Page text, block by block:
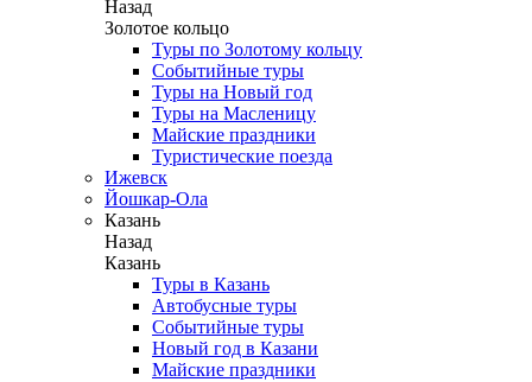
Назад
Золотое кольцо
Туры по Золотому кольцу
Событийные туры
Туры на Новый год
Туры на Масленицу
Майские праздники
Туристические поезда
Ижевск
Йошкар-Ола
Казань
Назад
Казань
Туры в Казань
Автобусные туры
Событийные туры
Новый год в Казани
Майские праздники